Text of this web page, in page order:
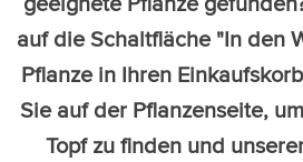
auf die Schaltfläche "In den
Pflanze in Ihren
Sie auf der Pflanzenseite,
Topf zu finden und